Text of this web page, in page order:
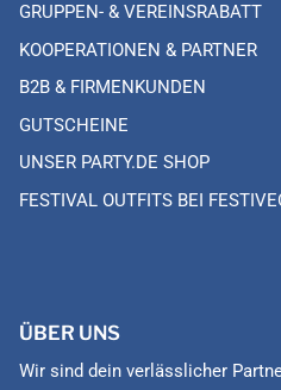
GRUPPEN- & VEREINSRABATT
KOOPERATIONEN & PARTNER
B2B & FIRMENKUNDEN
GUTSCHEINE
UNSER PARTY.DE SHOP
FESTIVAL OUTFITS BEI
ÜBER UNS
Wir sind dein verlässlicher